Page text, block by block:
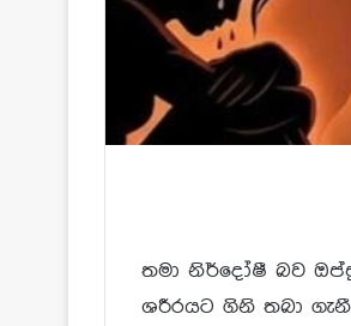
තමා නිර්දෝෂී බව
ශරීරයට ගිනි තබා